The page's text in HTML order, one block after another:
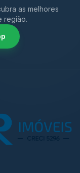
as melhores
região.